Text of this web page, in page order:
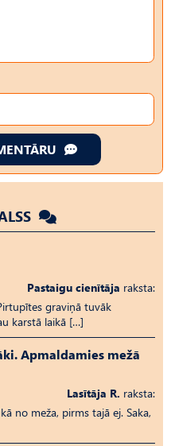
Pastaigu cienītāja raksta:
graviņā tuvāk
karstā laikā […]
Apmaldamies mežā
Lasītāja R. raksta:
no meža, pirms tajā ej. Saka,